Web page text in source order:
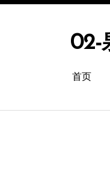
02-
首页